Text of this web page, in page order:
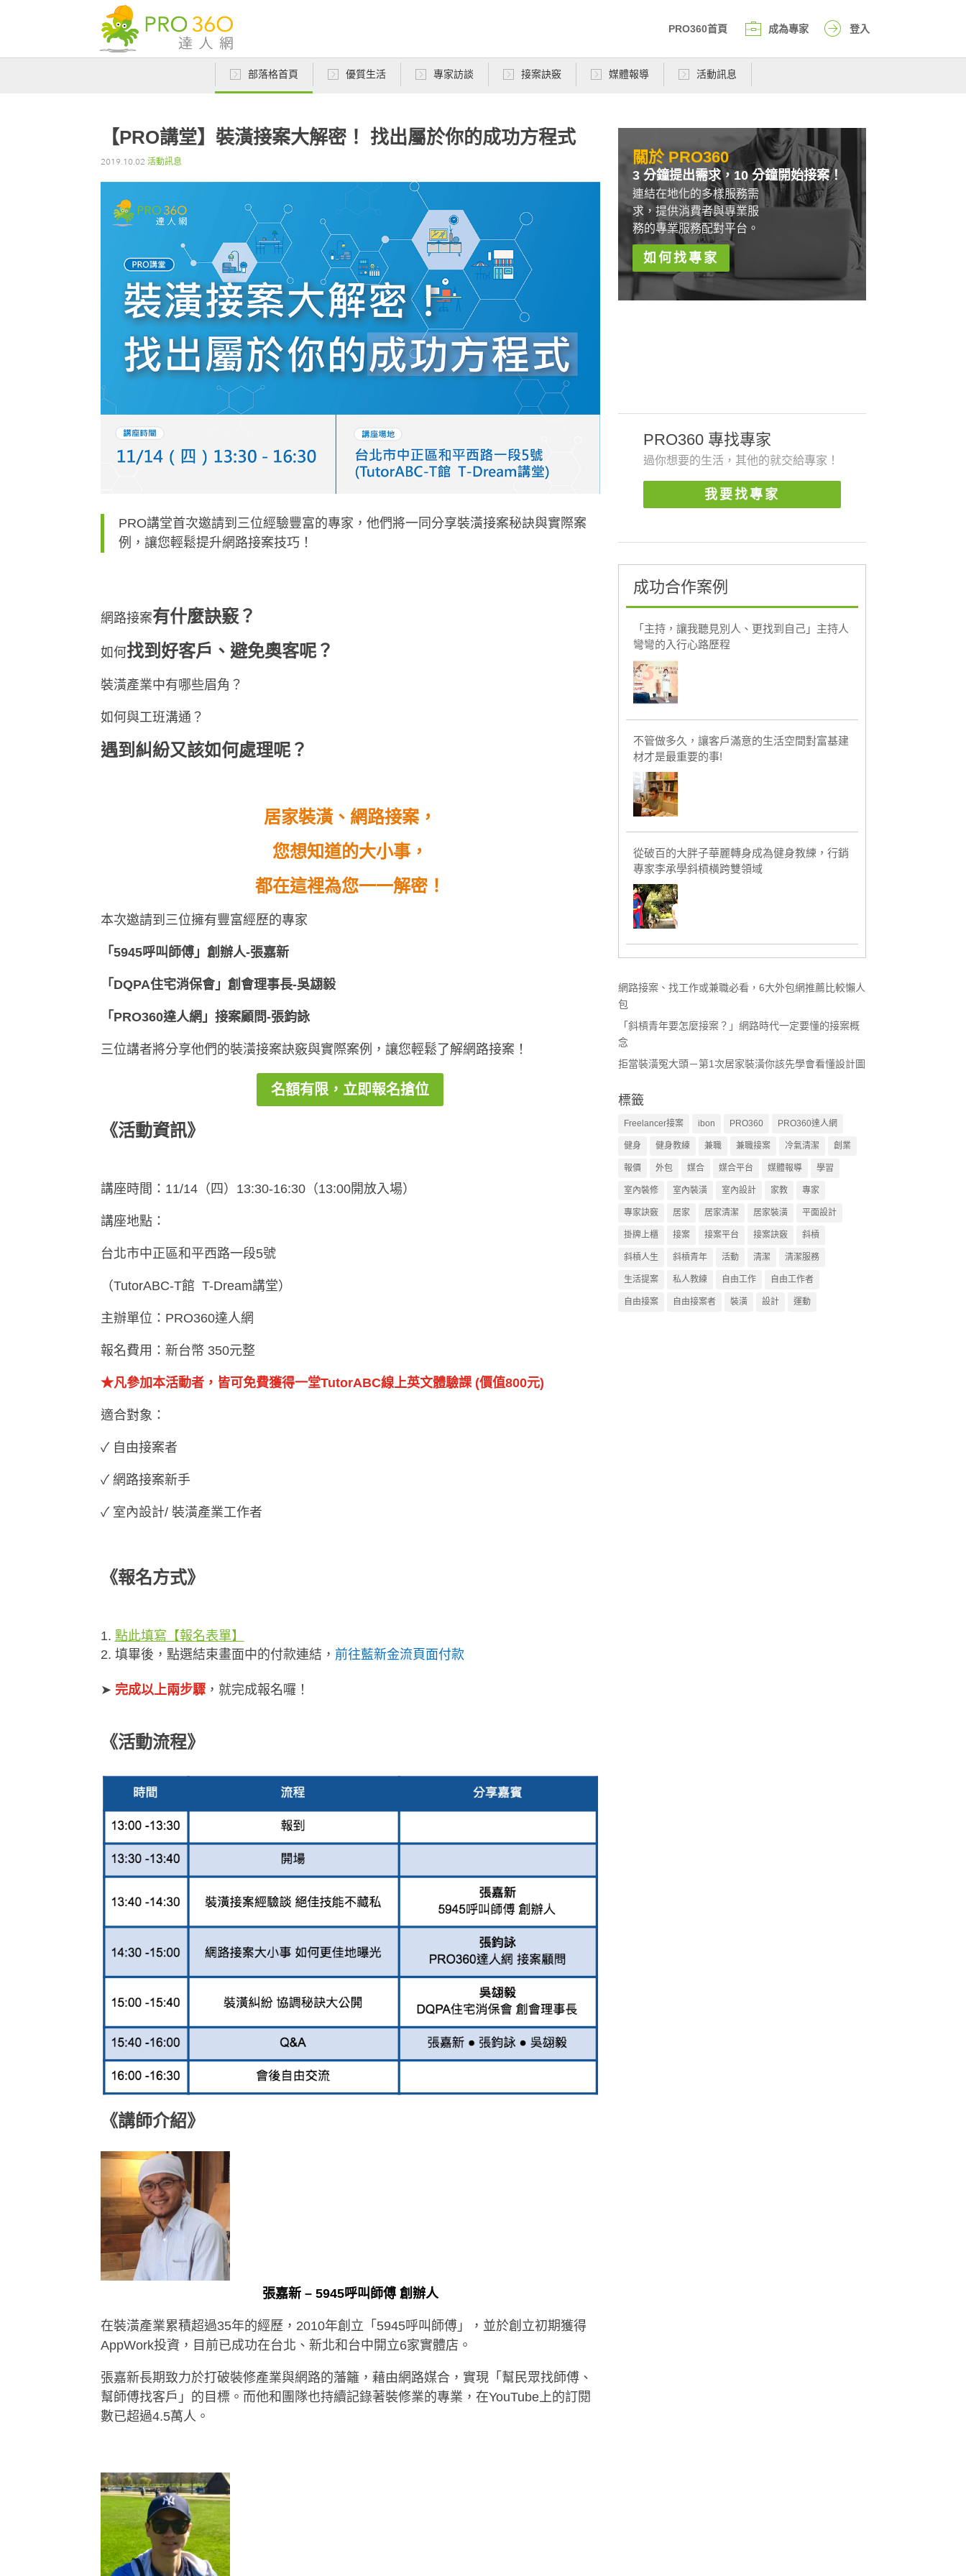
PRO360首頁 成為專家 登入
部落格首頁 優質生活 專家訪談 接案訣竅 媒體報導 活動訊息
【PRO講堂】裝潢接案大解密！ 找出屬於你的成功方程式
2019.10.02 活動訊息
PRO講堂首次邀請到三位經驗豐富的專家，他們將一同分享裝潢接案秘訣與實際案
例，讓您輕鬆提升網路接案技巧！
網路接案有什麼訣竅？
如何找到好客戶、避免奧客呢？
裝潢產業中有哪些眉角？
如何與工班溝通？
遇到糾紛又該如何處理呢？
居家裝潢、網路接案，
您想知道的大小事，
都在這裡為您一一解密！
本次邀請到三位擁有豐富經歷的專家
「 5945呼叫師傅」 創辦人-張嘉新
「 DQPA住宅消保會」 創會理事長-吳翃毅
「 PRO360達人網 」 接案顧問-張鈞詠
三位講者將分享他們的裝潢接案訣竅與實際案例，讓您輕鬆了解網路接案！
名額有限，立即報名搶位
《活動資訊》
講座時間：11/14（四）13:30-16:30（13:00開放入場）
講座地點：
台北市中正區和平西路一段5號
（TutorABC-T館 T-Dream講堂）
主辦單位：PRO360達人網
報名費用：新台幣 350元整
★凡參加本活動者，皆可免費獲得一堂TutorABC線上英文體驗課 (價值800元)
適合對象：
✓ 自由接案者
✓ 網路接案新手
✓ 室內設計/ 裝潢產業工作者
《報名方式》
點此填寫【報名表單】
填畢後，點選結束畫面中的付款連結， 前往藍新金流頁面付款
➤ 完成以上兩步驟，就完成報名囉！
《活動流程》
《講師介紹》
張嘉新 – 5945呼叫師傅 創辦人
在裝潢產業累積超過35年的經歷，2010年創立「5945呼叫師傅」，並於創立初期獲得
AppWork投資，目前已成功在台北、新北和台中開立6家實體店。
張嘉新長期致力於打破裝修產業與網路的藩籬，藉由網路媒合，實現「幫民眾找師傅、
幫師傅找客戶」的目標。而他和團隊也持續記錄著裝修業的專業，在YouTube上的訂閱
數已超過4.5萬人。
關於 PRO360
3 分鐘提出需求，10 分鐘開始接案！
連結在地化的多樣服務需
求，提供消費者與專業服
務的專業服務配對平台。
如何找專家
PRO360 專找專家
過你想要的生活，其他的就交給專家！
我要找專家
成功合作案例
「主持，讓我聽見別人、更找到自己」主持人
彎彎的入行心路歷程
不管做多久，讓客戶滿意的生活空間對富基建
材才是最重要的事!
從破百的大胖子華麗轉身成為健身教練，行銷
專家李承學斜槓橫跨雙領域
網路接案、找工作或兼職必看，6大外包網推薦比較懶人
包
「斜槓青年要怎麼接案？」網路時代一定要懂的接案概
念
拒當裝潢冤大頭－第1次居家裝潢你該先學會看懂設計圖
標籤
Freelancer接案 ibon PRO360 PRO360達人網
健身 健身教練 兼職 兼職接案 冷氣清潔 創業
報價 外包 媒合 媒合平台 媒體報導 學習
室內裝修 室內裝潢 室內設計 家教 專家
專家訣竅 居家 居家清潔 居家裝潢 平面設計
掛牌上櫃 接案 接案平台 接案訣竅 斜槓
斜槓人生 斜槓青年 活動 清潔 清潔服務
生活提案 私人教練 自由工作 自由工作者
自由接案 自由接案者 裝潢 設計 運動